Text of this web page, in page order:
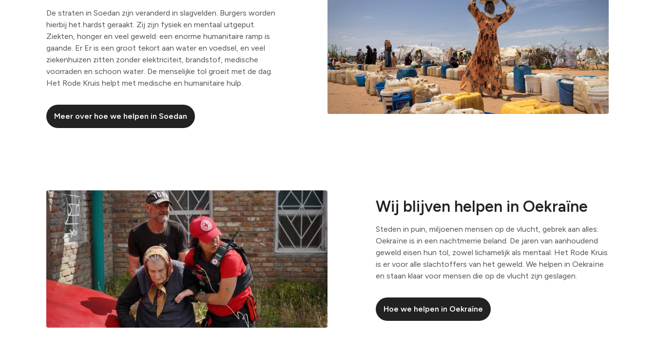
De straten in Soedan zijn veranderd in slagvelden. Burgers worden
hierbij het hardst geraakt. Zij zijn fysiek en mentaal uitgeput.
Ziekten, honger en veel geweld: een enorme humanitaire ramp is
gaande. Er Er is een groot tekort aan water en voedsel, en veel
ziekenhuizen zitten zonder elektriciteit, brandstof, medische
voorraden en schoon water. De menselijke tol groeit met de dag.
Het Rode Kruis helpt met medische en humanitaire hulp.
Meer over hoe we helpen in Soedan
Wij blijven helpen in Oekraïne
Steden in puin, miljoenen mensen op de vlucht, gebrek aan alles:
Oekraïne is in een nachtmerrie beland. De jaren van aanhoudend
geweld eisen hun tol, zowel lichamelijk als mentaal. Het Rode Kruis
is er voor alle slachtoffers van het geweld. We helpen in Oekraïne
en staan klaar voor mensen die op de vlucht zijn geslagen.
Hoe we helpen in Oekraïne